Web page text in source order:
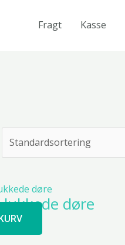
Fragt Kasse
lukkede døre